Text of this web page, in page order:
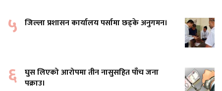
५ जिल्ला प्रशासन कार्यालय पर्सामा छड्के अनुगमन।
६ घुस लिएको आरोपमा तीन नासुसहित पाँच जना
पक्राउ।